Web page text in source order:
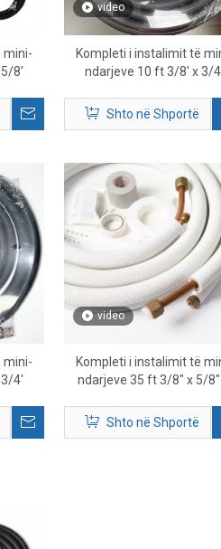
mini-
8'
video
Kompleti i instalimit të
ndarjeve 10 ft 3/8' x 3/
Shto në Shportë
mini-
4'
video
Kompleti i instalimit të
ndarjeve 35 ft 3/8″ x 5/
dhe aksesorët
Shto në Shportë